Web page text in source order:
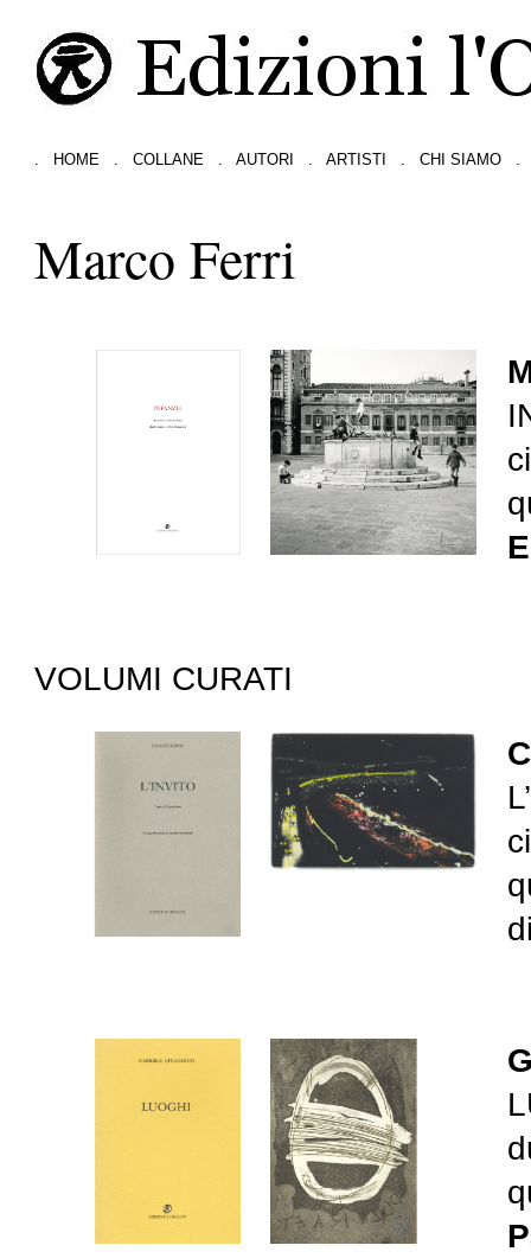
HOME COLLANE AUTORI ARTISTI CHI SIAMO
Marco Ferri
VOLUMI CURATI